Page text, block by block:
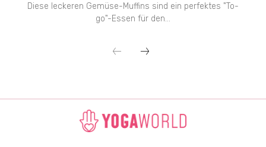
Diese leckeren Gemüse-Muffins sind ein perfektes "To-
go"-Essen für den...